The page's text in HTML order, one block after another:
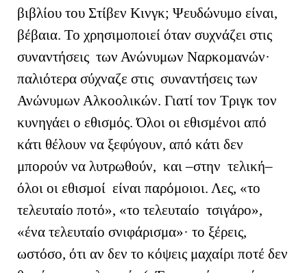
βιβλίου του Στίβεν Κινγκ; Ψευδώνυμο είναι,
βέβαια. Το χρησιμοποιεί όταν συχνάζει στις
συναντήσεις των Ανώνυμων Ναρκομανών·
παλιότερα σύχναζε στις συναντήσεις των
Ανώνυμων Αλκοολικών. Γιατί τον Τριγκ τον
κυνηγάει ο εθισμός. Όλοι οι εθισμένοι από
κάτι θέλουν να ξεφύγουν, από κάτι δεν
μπορούν να λυτρωθούν, και –στην τελική–
όλοι οι εθισμοί είναι παρόμοιοι. Λες, «το
τελευταίο ποτό», «το τελευταίο τσιγάρο»,
«ένα τελευταίο σνιφάρισμα»· το ξέρεις,
ωστόσο, ότι αν δεν το κόψεις μαχαίρι ποτέ δεν